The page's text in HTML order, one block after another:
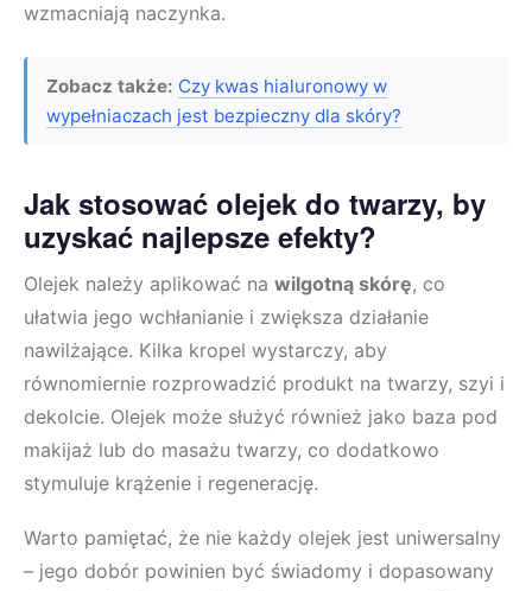
wzmacniają naczynka.
Zobacz także: Czy kwas hialuronowy w
wypełniaczach jest bezpieczny dla skóry?
Jak stosować olejek do twarzy, by
uzyskać najlepsze efekty?
Olejek należy aplikować na wilgotną skórę, co
ułatwia jego wchłanianie i zwiększa działanie
nawilżające. Kilka kropel wystarczy, aby
równomiernie rozprowadzić produkt na twarzy, szyi i
dekolcie. Olejek może służyć również jako baza pod
makijaż lub do masażu twarzy, co dodatkowo
stymuluje krążenie i regenerację.
Warto pamiętać, że nie każdy olejek jest uniwersalny
– jego dobór powinien być świadomy i dopasowany